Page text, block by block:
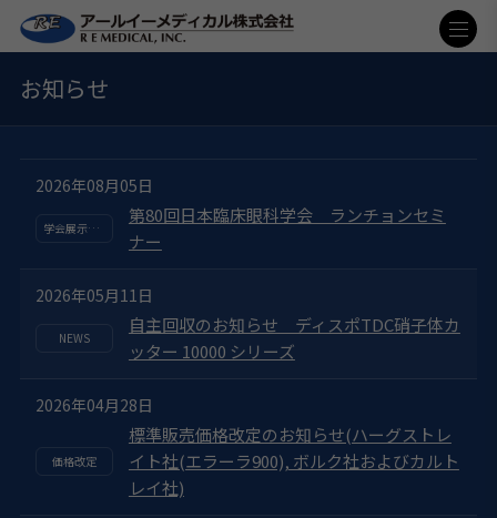
お知らせ
2026年08月05日
第80回日本臨床眼科学会 ランチョンセミ
ナー
2026年05月11日
自主回収のお知らせ ディスポTDC硝子体カ
ッター 10000 シリーズ
2026年04月28日
標準販売価格改定のお知らせ(ハーグストレ
イト社(エラーラ900), ボルク社およびカルト
レイ社)